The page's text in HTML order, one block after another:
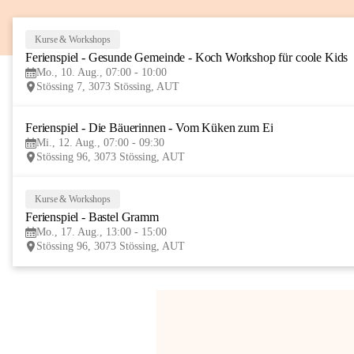
Kurse & Workshops
Ferienspiel - Gesunde Gemeinde - Koch Workshop für coole Kids
Mo., 10. Aug., 07:00 - 10:00
Stössing 7, 3073 Stössing, AUT
Ferienspiel - Die Bäuerinnen - Vom Küken zum Ei
Mi., 12. Aug., 07:00 - 09:30
Stössing 96, 3073 Stössing, AUT
Kurse & Workshops
Ferienspiel - Bastel Gramm
Mo., 17. Aug., 13:00 - 15:00
Stössing 96, 3073 Stössing, AUT